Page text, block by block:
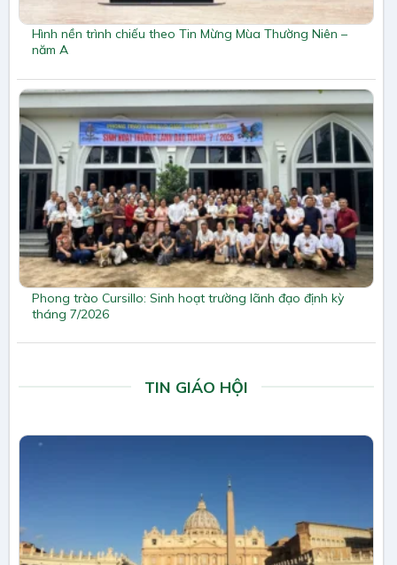
Hình nền trình chiếu theo Tin Mừng Mùa Thường Niên –
năm A
Phong trào Cursillo: Sinh hoạt trường lãnh đạo định kỳ
tháng 7/2026
TIN GIÁO HỘI